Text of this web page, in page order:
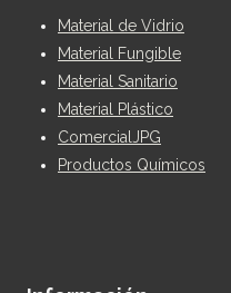
Material de Vidrio
Material Fungible
Material Sanitario
Material Plástico
ComercialJPG
Productos Químicos